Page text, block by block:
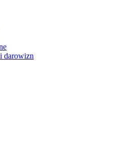
darowizn